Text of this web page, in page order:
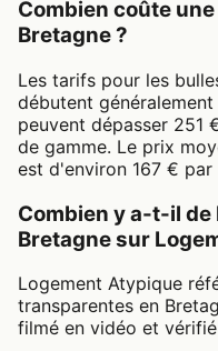
Combien coûte
Bretagne ?
Les tarifs pour les
débutent
peuvent dépasser 251
de gamme. Le prix
est d'environ 167 € par
Combien y a-t-il
Bretagne sur
Logement Atypique
transparentes en
filmé en vidéo et